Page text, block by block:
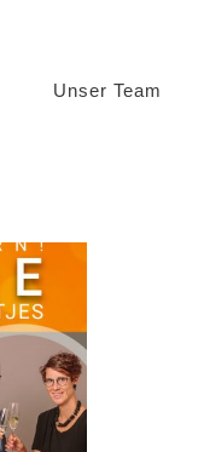
Unser Team